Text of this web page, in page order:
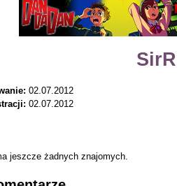
02.07.2012
02.07.2012
jeszcze żadnych znajomych.